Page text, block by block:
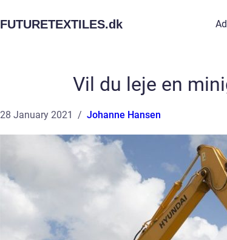
FUTURETEXTILES.dk
Vil du leje en
28 January 2021 Johanne Hansen